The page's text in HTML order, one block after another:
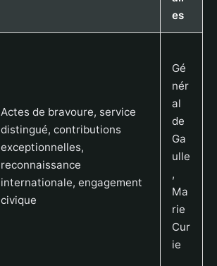
es
Actes de bravoure, service
distingué, contributions
exceptionnelles,
reconnaissance
internationale, engagement
civique
Gé
nér
al
de
Ga
ulle
,
Ma
rie
Cur
ie